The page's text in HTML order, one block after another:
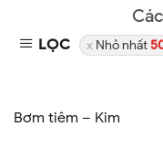
LỌC Nhỏ nhất
Bơm tiêm – Kim